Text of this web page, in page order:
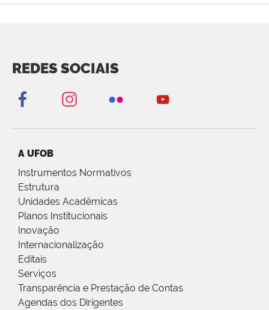
REDES SOCIAIS
A UFOB
Instrumentos Normativos
Estrutura
Unidades Acadêmicas
Planos Institucionais
Inovação
Internacionalização
Editais
Serviços
Transparência e Prestação de Contas
Agendas dos Dirigentes